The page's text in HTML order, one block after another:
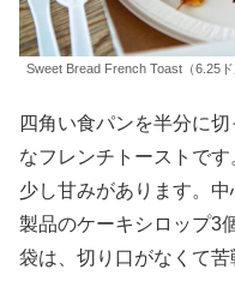
Sweet Bread French Toast（6.25ド
四角い食パンを半分に
なフレンチトーストで
少し甘みがあります。
製品のケーキシロップ3
袋は、切り口がなくて苦